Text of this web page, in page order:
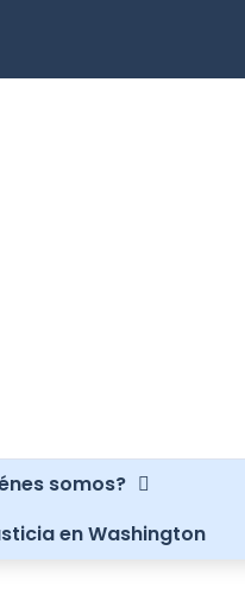
somos?
en Washington